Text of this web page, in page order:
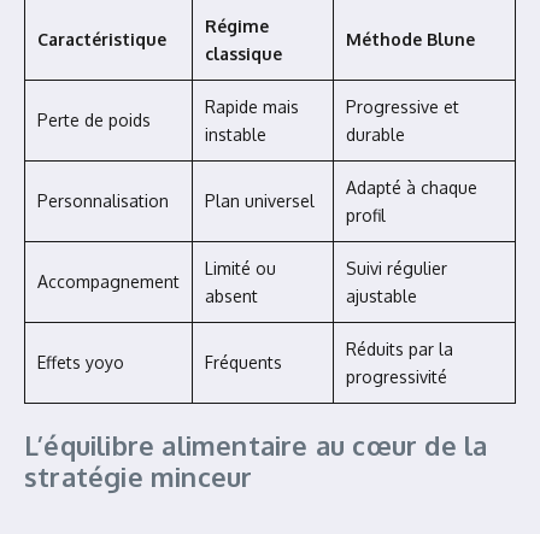
Caractéristique
Régime
classique
Méthode Blune
Perte de poids
Rapide mais
instable
Progressive et
durable
Personnalisation Plan universel
Adapté à chaque
profil
Accompagnement
Limité ou
absent
Suivi régulier
ajustable
Effets yoyo Fréquents
Réduits par la
progressivité
L’équilibre alimentaire au cœur de la
stratégie minceur